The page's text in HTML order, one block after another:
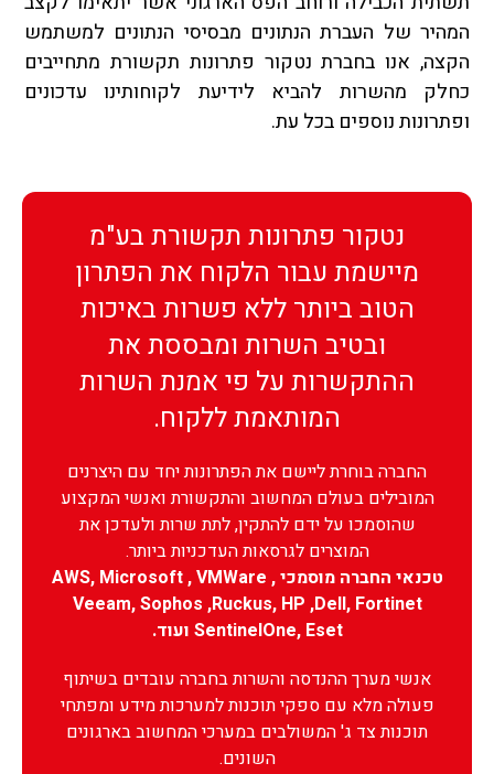
המהיר של העברת הנתונים מבסיסי הנתונים למשתמש
הקצה, אנו בחברת נטקור פתרונות תקשורת מתחייבים
כחלק מהשרות להביא לידיעת לקוחותינו עדכונים
ופתרונות נוספים בכל עת.
נטקור פתרונות תקשורת בע"מ
מיישמת עבור הלקוח את הפתרון
הטוב ביותר ללא פשרות באיכות
ובטיב השרות ומבססת את
ההתקשרות על פי אמנת השרות
המותאמת ללקוח.
החברה בוחרת ליישם את הפתרונות יחד עם היצרנים
המובילים בעולם המחשוב והתקשורת ואנשי המקצוע
שהוסמכו על ידם להתקין, לתת שרות ולעדכן את
המוצרים לגרסאות העדכניות ביותר.
טכנאי החברה מוסמכי AWS, Microsoft , VMWare ,
Veeam, Sophos ,Ruckus, HP ,Dell, Fortinet
SentinelOne, Eset ועוד.
אנשי מערך ההנדסה והשרות בחברה עובדים בשיתוף
פעולה מלא עם ספקי תוכנות למערכות מידע ומפתחי
תוכנות צד ג' המשולבים במערכי המחשוב בארגונים
השונים.